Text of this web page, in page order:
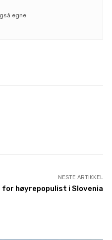
egne
NESTE ARTIKKEL
for høyrepopulist i Slovenia